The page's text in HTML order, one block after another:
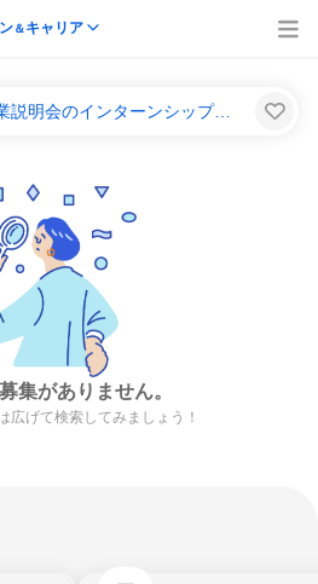
＆キャリア
エネルギー 労務 合同企業説明会のインターンシップ＆キャリア一覧
集がありません。
広げて検索してみましょう！